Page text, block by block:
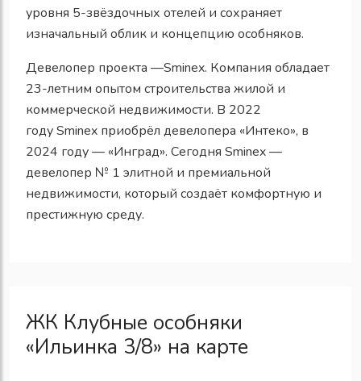
уровня 5-звёздочных отелей и сохраняет
изначальный облик и концепцию особняков.
Девелопер проекта —Sminex. Компания обладает
23-летним опытом строительства жилой и
коммерческой недвижимости. В 2022
годуSminex приобрёл девелопера «Интеко», в
2024 году — «Инград». Сегодня Sminex—
девелопер № 1 элитной и премиальной
недвижимости, который создаёт комфортную и
престижную среду.
ЖК Клубные особняки
«Ильинка 3/8» на карте